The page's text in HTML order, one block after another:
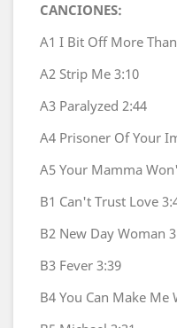
CANCIONES:
A1 I Bit Off More
A2 Strip Me 3:10
A3 Paralyzed 2:44
A4 Prisoner Of Your
A5 Your Mamma
B1 Can't Trust Love
B2 New Day Woman
B3 Fever 3:39
B4 You Can Make Me